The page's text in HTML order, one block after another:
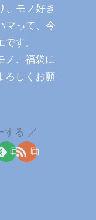
、モノ好き
マって、今
す。
ノ、福袋に
ろしくお願
する